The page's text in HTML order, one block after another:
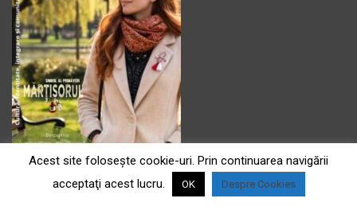
Acest site foloseşte cookie-uri. Prin continuarea navigării
acceptaţi acest lucru.
OK Despre Cookies